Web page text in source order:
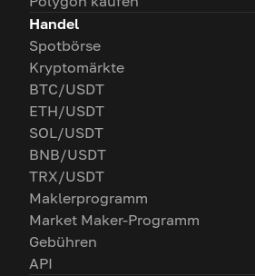
Handel
Spotbörse
Kryptomärkte
BTC/USDT
ETH/USDT
SOL/USDT
BNB/USDT
TRX/USDT
Maklerprogramm
Market Maker-Programm
Gebühren
API